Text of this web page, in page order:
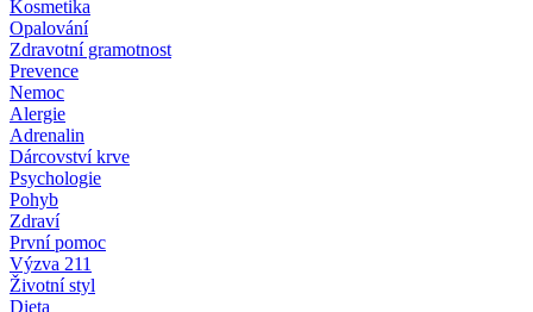
Kosmetika
Opalování
Zdravotní gramotnost
Prevence
Nemoc
Alergie
Adrenalin
Dárcovství krve
Psychologie
Pohyb
Zdraví
První pomoc
Výzva 211
Životní styl
Dieta